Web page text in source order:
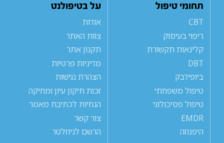
תחומי טיפול
CBT
ריפוי בעיסוק
קלינאות תקשורת
DBT
ביופידבק
טיפול משפחתי
טיפול פסיכולוגי
EMDR
היפנוזה
על בטיפולנט
אודות
צוות האתר
תקנון אתר
מדיניות פרטיות
הצהרת נגישות
זכות תיקון עיון ומחיקה
הנחיות לכתיבת מאמר
צור קשר
הרשם לניוזלטר